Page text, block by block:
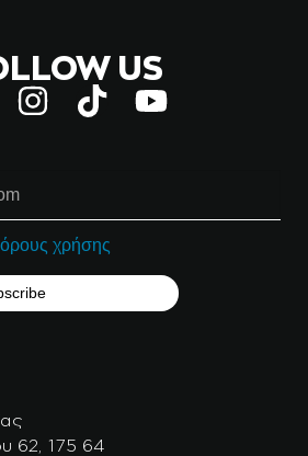
US
όρους χρήσης
62, 175 64